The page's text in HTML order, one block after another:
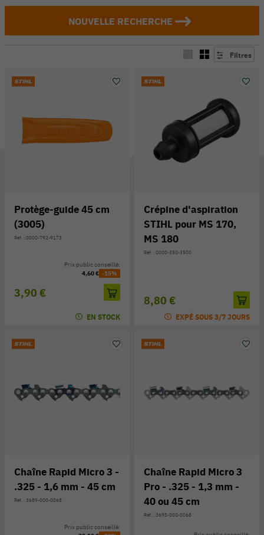
NOUVELLE RECHERCHE
Filtres
Protège-guide 45 cm
(3005)
Réf. : 0000-792-9173
3,90 €
Prix public conseillé:
4,60 € -15%
EN STOCK
Crépine d'aspiration
STIHL pour MS 170,
MS 180
Réf. : 0000-350-3500
8,80 €
EXPÉ SOUS 3/7 JOURS
Chaîne Rapid Micro 3 -
.325 - 1,6 mm - 45 cm
Réf. : 3689-000-0068
Prix public conseillé:
Chaîne Rapid Micro 3
Pro - .325 - 1,3 mm -
40 ou 45 cm
Réf. : 3695-000-0068